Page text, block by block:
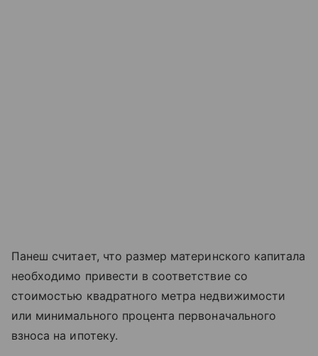
Панеш считает, что размер материнского капитала
необходимо привести в соответствие со
стоимостью квадратного метра недвижимости
или минимального процента первоначального
взноса на ипотеку.